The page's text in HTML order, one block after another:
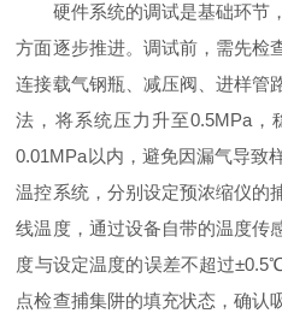
硬件系统的调试是基础环节
方面逐步推进。调试前，需先检
连接载气钢瓶、减压阀、进样管
法，将系统压力升至0.5MPa，
0.01MPa以内，避免因漏气导致
温控系统，分别设定预浓缩仪的
线温度，通过设备自带的温度传
度与设定温度的误差不超过
点检查捕集阱的填充状态，确认